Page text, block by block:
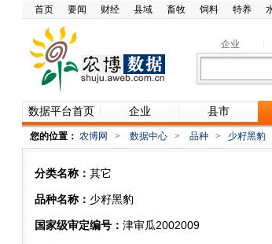
首页 要闻 财经 县域 畜牧 饲料 特养
企业
数据平台首页 企业 县市
您的位置： 农博网 > 数据中心 > 品种 > 少籽黑豹
分类名称： 其它
品种名称： 少籽黑豹
国家级审定编号： 津审瓜2002009